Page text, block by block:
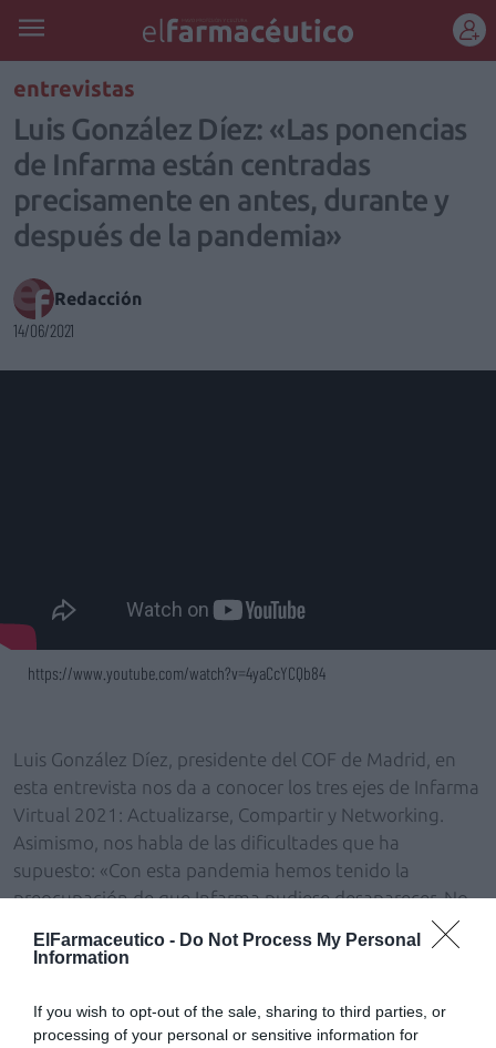
ElFarmaceutico - Do Not Process My Personal
Information
If you wish to opt-out of the sale, sharing to third parties, or
processing of your personal or sensitive information for
entrevistas
Luis González Díez: «Las ponencias
de Infarma están centradas
precisamente en antes, durante y
después de la pandemia»
Redacción
14/06/2021
https://www.youtube.com/watch?v=4yaCcYCQb84
Luis González Díez, presidente del COF de Madrid, en
esta entrevista nos da a conocer los tres ejes de Infarma
Virtual 2021: Actualizarse, Compartir y Networking.
Asimismo, nos habla de las dificultades que ha
supuesto: «Con esta pandemia hemos tenido la
preocupación de que Infarma pudiese desaparecer. No
obstante, según ha ido evolucionando, hemos visto que
existían nuevos métodos que antes de la pandemia no
Infarma no iba a desaparecer bajo ningún concepto».